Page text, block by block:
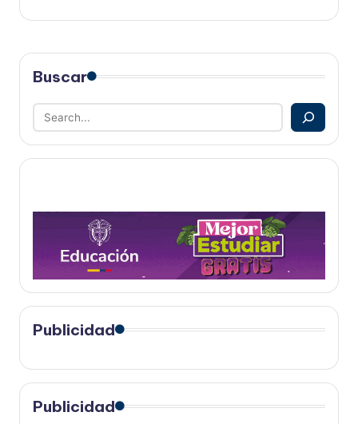
Buscar
Publicidad
Publicidad